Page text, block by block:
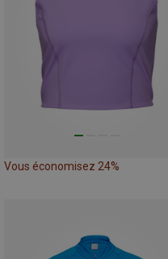
Vous économisez 24%